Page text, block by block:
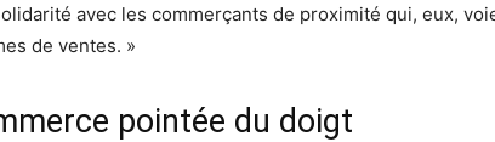
avec les commerçants de proximité qui, eux,
de ventes. »
pointée du doigt